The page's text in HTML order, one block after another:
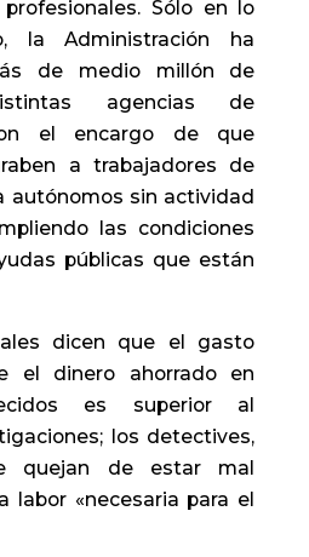
Sólo en lo
la Administración ha
de medio millón de
agencias de
el encargo de que
a trabajadores de
autónomos sin actividad
las condiciones
públicas que están
dicen que el gasto
el dinero ahorrado en
es superior al
los detectives,
quejan de estar mal
labor «necesaria para el